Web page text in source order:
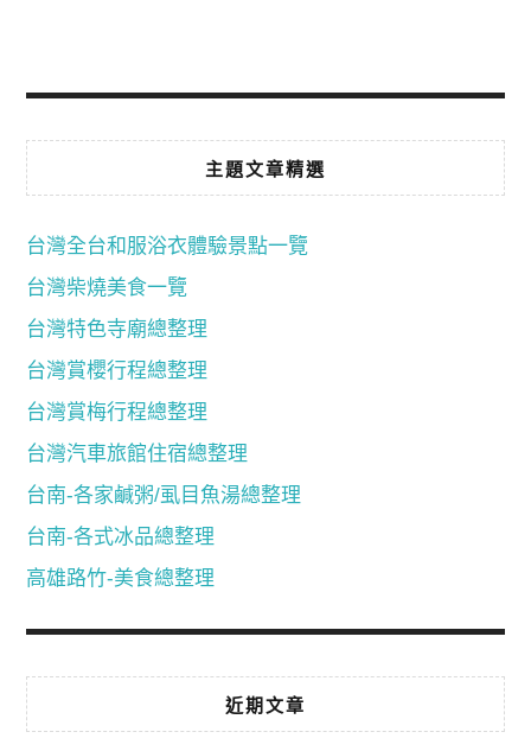
主題文章精選
台灣全台和服浴衣體驗景點一覽
台灣柴燒美食一覽
台灣特色寺廟總整理
台灣賞櫻行程總整理
台灣賞梅行程總整理
台灣汽車旅館住宿總整理
台南-各家鹹粥/虱目魚湯總整理
台南-各式冰品總整理
高雄路竹-美食總整理
近期文章